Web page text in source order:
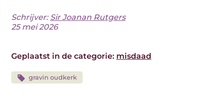
Schrijver: Sir Joanan Rutgers
25 mei 2026
Geplaatst in de categorie: misdaad
gravin oudkerk